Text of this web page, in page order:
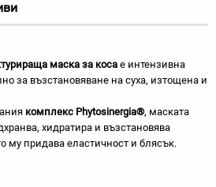
маска за коса е интензивна
за възстановяване на суха, изтощена и
комплекс Phytosinergia®, маската
хидратира и възстановява
му придава еластичност и блясък.